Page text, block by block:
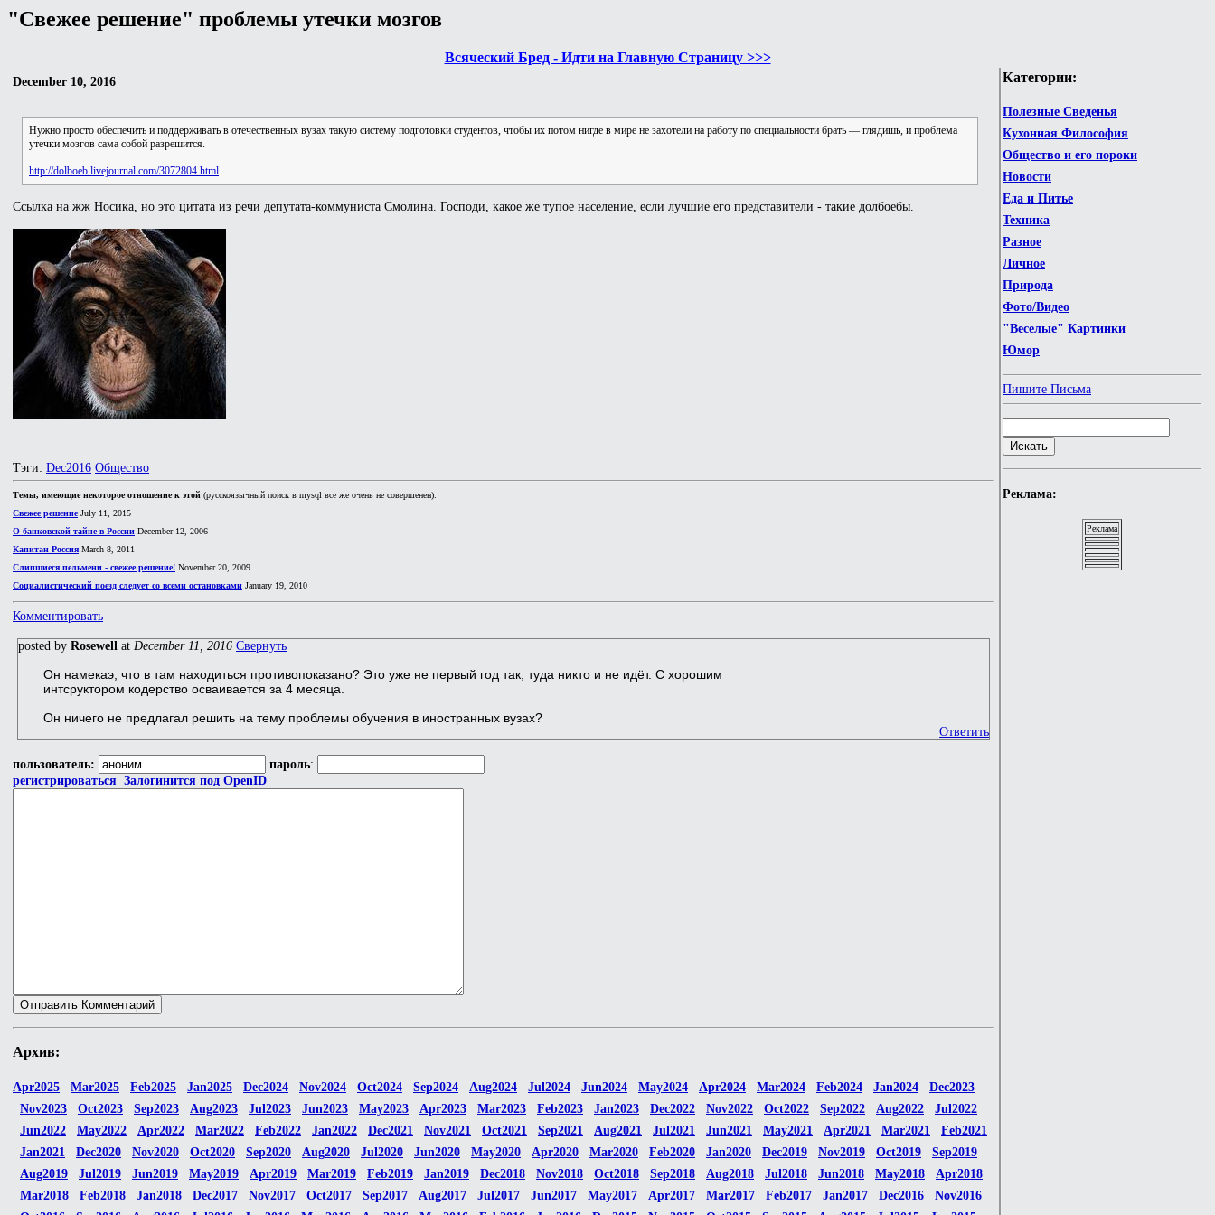
"Свежее решение" проблемы утечки мозгов
Всяческий Бред - Идти на Главную Страницу >>>
Категории:
Полезные Сведенья
Кухонная Философия
Общество и его пороки
Новости
Еда и Питье
Техника
Разное
Личное
Природа
Фото/Видео
"Веселые" Картинки
Юмор
Пишите Письма
Реклама:
Реклама
December 10, 2016
Нужно просто обеспечить и поддерживать в отечественных вузах такую систему подготовки студентов, чтобы их потом нигде в мире не захотели на работу по специальности брать — глядишь, и проблема
утечки мозгов сама собой разрешится.
http://dolboeb.livejournal.com/3072804.html
Ссылка на жж Носика, но это цитата из речи депутата-коммуниста Смолина. Господи, какое же тупое население, если лучшие его представители - такие долбоебы.
Тэги: Dec2016 Общество
Темы, имеющие некоторое отношение к этой (русскоязычный поиск в mysql все же очень не совершенен):
Свежее решениеJuly 11, 2015
О банковской тайне в России December 12, 2006
Капитан Россия March 8, 2011
Слипшиеся пельмени - свежее решение! November 20, 2009
Социалистический поезд следует со всеми остановками January 19, 2010
Комментировать
posted by Rosewell at December 11, 2016 Свернуть
Он намекаэ, что в там находиться противопоказано? Это уже не первый год так, туда никто и не идёт. С хорошим
интсруктором кодерство осваивается за 4 месяца.
Он ничего не предлагал решить на тему проблемы обучения в иностранных вузах?
Ответить
пользователь: пароль:
регистрироваться Залогинится под OpenID
Архив:
Apr2025 Mar2025 Feb2025 Jan2025 Dec2024 Nov2024 Oct2024 Sep2024 Aug2024 Jul2024 Jun2024 May2024 Apr2024 Mar2024 Feb2024 Jan2024
Dec2023
Nov2023
Oct2023 Sep2023 Aug2023 Jul2023 Jun2023 May2023 Apr2023 Mar2023 Feb2023 Jan2023 Dec2022 Nov2022 Oct2022 Sep2022 Aug2022
Jul2022
Jun2022
May2022 Apr2022 Mar2022 Feb2022 Jan2022 Dec2021 Nov2021 Oct2021 Sep2021 Aug2021 Jul2021 Jun2021 May2021 Apr2021 Mar2021
Feb2021
Jan2021
Dec2020 Nov2020 Oct2020 Sep2020 Aug2020 Jul2020 Jun2020 May2020 Apr2020 Mar2020 Feb2020 Jan2020 Dec2019 Nov2019 Oct2019
Sep2019
Aug2019
Jul2019 Jun2019 May2019 Apr2019 Mar2019 Feb2019 Jan2019 Dec2018 Nov2018 Oct2018 Sep2018 Aug2018 Jul2018 Jun2018 May2018
Apr2018
Mar2018
Feb2018 Jan2018 Dec2017 Nov2017 Oct2017 Sep2017 Aug2017 Jul2017 Jun2017 May2017 Apr2017 Mar2017 Feb2017 Jan2017 Dec2016
Nov2016